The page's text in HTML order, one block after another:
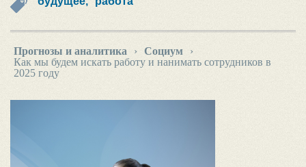
Прогнозы и аналитика › Социум
›
Как мы будем искать работу и нанимать сотрудников в
2025 году